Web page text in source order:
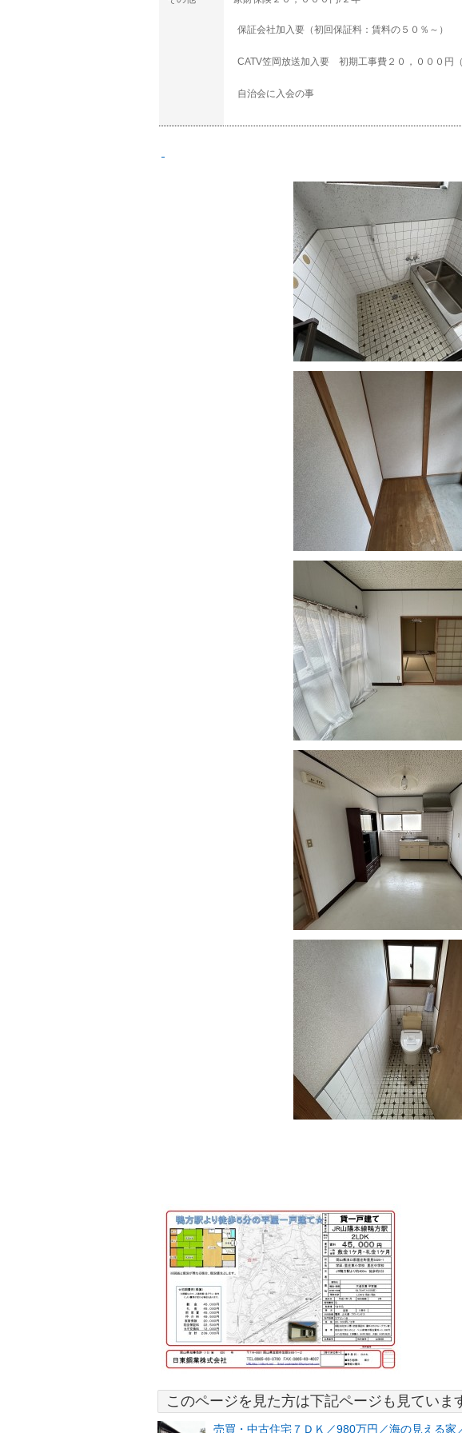
保証会社加入要（初回保証料：賃料の５０％～）
CATV笠岡放送加入要 初期工事費２０，０００円
自治会に入会の事
このページを見た方は下記ページも見ていま
売買・中古住宅７ＤＫ／980万円／海の見える家